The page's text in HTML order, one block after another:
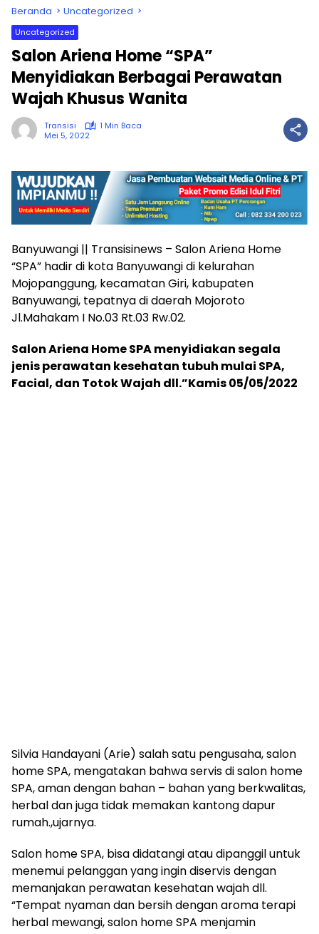
Beranda Uncategorized
Uncategorized
Salon Ariena Home “SPA”
Menyidiakan Berbagai Perawatan
Wajah Khusus Wanita
Transisi
1 Min Baca
Mei 5, 2022
Banyuwangi || Transisinews – Salon Ariena Home
“SPA” hadir di kota Banyuwangi di kelurahan
Mojopanggung, kecamatan Giri, kabupaten
Banyuwangi, tepatnya di daerah Mojoroto
Jl.Mahakam I No.03 Rt.03 Rw.02.
Salon Ariena Home SPA menyidiakan segala
jenis perawatan kesehatan tubuh mulai SPA,
Facial, dan Totok Wajah dll.”Kamis 05/05/2022
Silvia Handayani (Arie) salah satu pengusaha, salon
home SPA, mengatakan bahwa servis di salon home
SPA, aman dengan bahan – bahan yang berkwalitas,
herbal dan juga tidak memakan kantong dapur
rumah.,ujarnya.
Salon home SPA, bisa didatangi atau dipanggil untuk
menemui pelanggan yang ingin diservis dengan
memanjakan perawatan kesehatan wajah dll.
“Tempat nyaman dan bersih dengan aroma terapi
herbal mewangi, salon home SPA menjamin